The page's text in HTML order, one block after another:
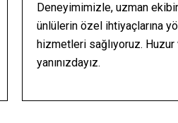
Deneyimimizle, uzman
ünlülerin özel ihtiyaçlarına
hizmetleri sağlıyoruz.
yanınızdayız.